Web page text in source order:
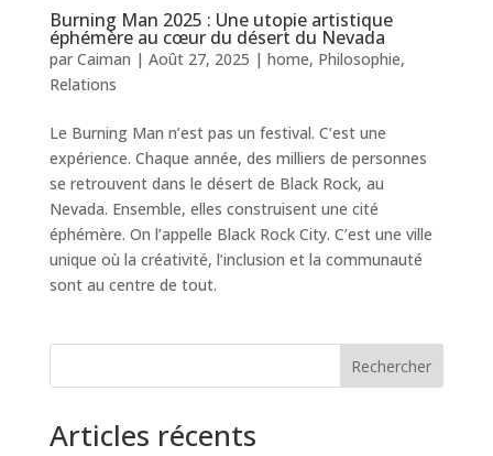
Burning Man 2025 : Une utopie artistique
éphémère au cœur du désert du Nevada
par Caiman | Août 27, 2025 | home, Philosophie,
Relations
Le Burning Man n’est pas un festival. C’est une
expérience. Chaque année, des milliers de personnes
se retrouvent dans le désert de Black Rock, au
Nevada. Ensemble, elles construisent une cité
éphémère. On l’appelle Black Rock City. C’est une ville
unique où la créativité, l’inclusion et la communauté
sont au centre de tout.
Rechercher
Articles récents